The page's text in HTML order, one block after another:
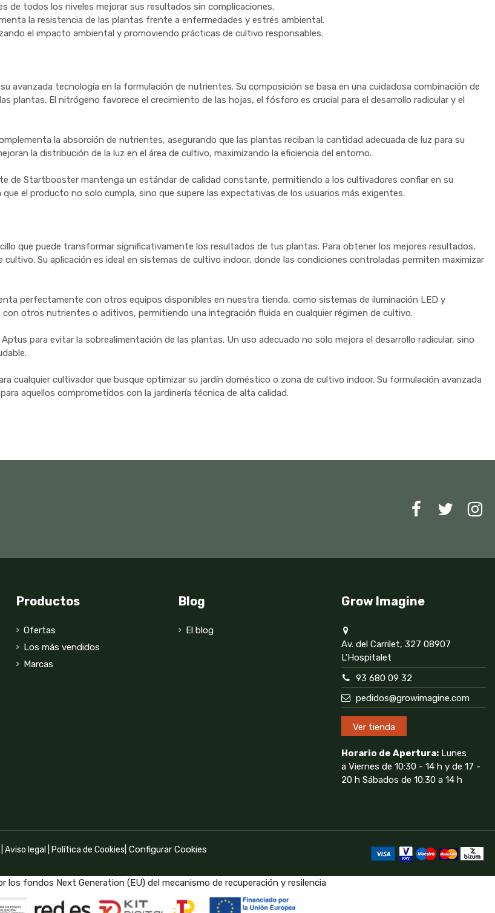
de todos los niveles mejorar sus resultados sin complicaciones.
la resistencia de las plantas frente a enfermedades y estrés ambiental.
el impacto ambiental y promoviendo prácticas de cultivo responsables.
avanzada tecnología en la formulación de nutrientes. Su composición se basa en una cuidadosa combinación de
plantas. El nitrógeno favorece el crecimiento de las hojas, el fósforo es crucial para el desarrollo radicular y el
la absorción de nutrientes, asegurando que las plantas reciban la cantidad adecuada de luz para su
la distribución de la luz en el área de cultivo, maximizando la eficiencia del entorno.
de Startbooster mantenga un estándar de calidad constante, permitiendo a los cultivadores confiar en su
el producto no solo cumpla, sino que supere las expectativas de los usuarios más exigentes.
que puede transformar significativamente los resultados de tus plantas. Para obtener los mejores resultados,
Su aplicación es ideal en sistemas de cultivo indoor, donde las condiciones controladas permiten maximizar
perfectamente con otros equipos disponibles en nuestra tienda, como sistemas de iluminación LED y
otros nutrientes o aditivos, permitiendo una integración fluida en cualquier régimen de cultivo.
para evitar la sobrealimentación de las plantas. Un uso adecuado no solo mejora el desarrollo radicular, sino
cualquier cultivador que busque optimizar su jardín doméstico o zona de cultivo indoor. Su formulación avanzada
aquellos comprometidos con la jardinería técnica de alta calidad.
Productos
Ofertas
Los más vendidos
Marcas
Blog
El blog
Grow Imagine
Av. del Carrilet, 327 08907
L'Hospitalet
93 680 09 32
pedidos@growimagine.com
Ver tienda
Horario de Apertura: Lunes
a Viernes de 10:30 - 14 h y de 17 -
20 h Sábados de 10:30 a 14 h
Aviso legal Política de Cookies Configurar Cookies
los fondos Next Generation (EU) del mecanismo de recuperación y resilencia